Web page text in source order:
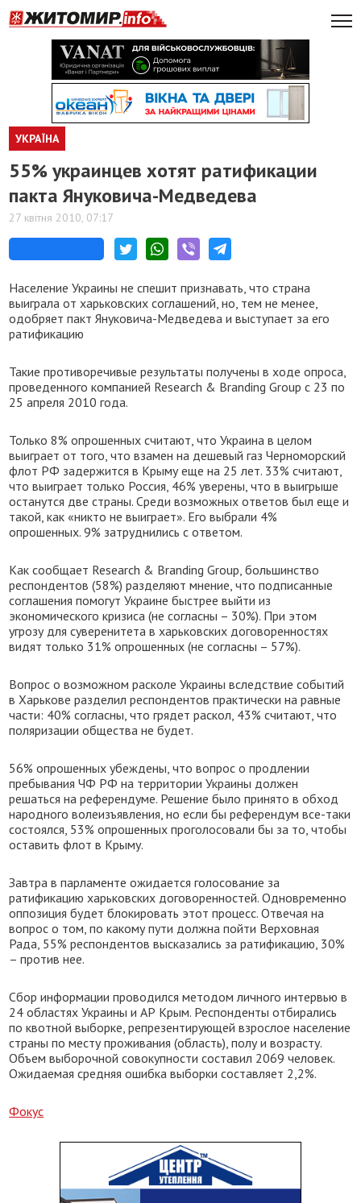
УКРАЇНА
55% украинцев хотят ратификации
пакта Януковича-Медведева
27 квітня 2010, 07:17
Население Украины не спешит признавать, что страна
выиграла от харьковских соглашений, но, тем не менее,
одобряет пакт Януковича-Медведева и выступает за его
ратификацию
Такие противоречивые результаты получены в ходе опроса,
проведенного компанией Research & Branding Group с 23 по
25 апреля 2010 года.
Только 8% опрошенных считают, что Украина в целом
выиграет от того, что взамен на дешевый газ Черноморский
флот РФ задержится в Крыму еще на 25 лет. 33% считают,
что выиграет только Россия, 46% уверены, что в выигрыше
останутся две страны. Среди возможных ответов был еще и
такой, как «никто не выиграет». Его выбрали 4%
опрошенных. 9% затруднились с ответом.
Как сообщает Research & Branding Group, большинство
респондентов (58%) разделяют мнение, что подписанные
соглашения помогут Украине быстрее выйти из
экономического кризиса (не согласны – 30%). При этом
угрозу для суверенитета в харьковских договоренностях
видят только 31% опрошенных (не согласны – 57%).
Вопрос о возможном расколе Украины вследствие событий
в Харькове разделил респондентов практически на равные
части: 40% согласны, что грядет раскол, 43% считают, что
поляризации общества не будет.
56% опрошенных убеждены, что вопрос о продлении
пребывания ЧФ РФ на территории Украины должен
решаться на референдуме. Решение было принято в обход
народного волеизъявления, но если бы референдум все-таки
состоялся, 53% опрошенных проголосовали бы за то, чтобы
оставить флот в Крыму.
Завтра в парламенте ожидается голосование за
ратификацию харьковских договоренностей. Одновременно
оппозиция будет блокировать этот процесс. Отвечая на
вопрос о том, по какому пути должна пойти Верховная
Рада, 55% респондентов высказались за ратификацию, 30%
– против нее.
Сбор информации проводился методом личного интервью в
24 областях Украины и АР Крым. Респонденты отбирались
по квотной выборке, репрезентирующей взрослое население
страны по месту проживания (область), полу и возрасту.
Объем выборочной совокупности составил 2069 человек.
Ожидаемая средняя ошибка выборки составляет 2,2%.
Фокус